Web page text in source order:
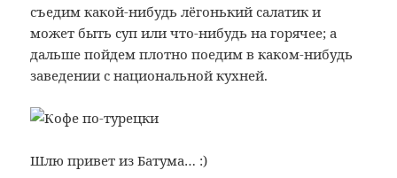
съедим какой-нибудь лёгонький салатик и
может быть суп или что-нибудь на горячее; а
дальше пойдем плотно поедим в каком-нибудь
заведении с национальной кухней.
Шлю привет из Батума… :)